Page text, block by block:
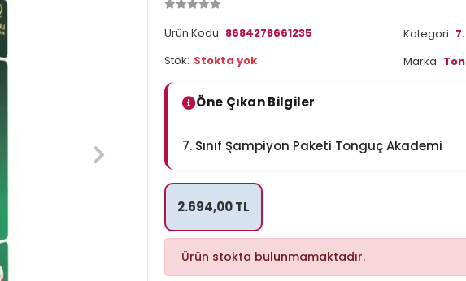
Ürün Kodu: 8684278661235 Kategori:
Stok: Stokta yok Marka:
Öne Çıkan Bilgiler
7. Sınıf Şampiyon Paketi Tonguç Akademi
2.694,00 TL
Ürün stokta bulunmamaktadır.